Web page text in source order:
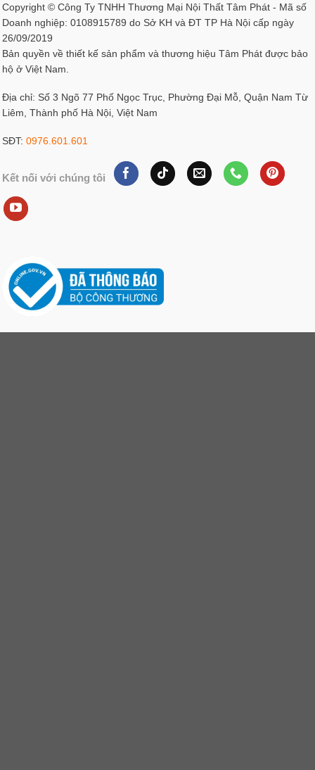
Copyright © Công Ty TNHH Thương Mại Nội Thất Tâm Phát - Mã số
Doanh nghiệp: 0108915789 do Sở KH và ĐT TP Hà Nội cấp ngày
26/09/2019
Bản quyền về thiết kế sản phẩm và thương hiệu Tâm Phát được bảo
hộ ở Việt Nam.
Địa chỉ: Số 3 Ngõ 77 Phố Ngọc Trục, Phường Đại Mỗ, Quận Nam Từ
Liêm, Thành phố Hà Nội, Việt Nam
SĐT: 0976.601.601
Kết nối với chúng tôi